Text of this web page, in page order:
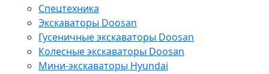
Спецтехника
Экскаваторы Doosan
Гусеничные экскаваторы Doosan
Колесные экскаваторы Doosan
Мини-экскаваторы Hyundai